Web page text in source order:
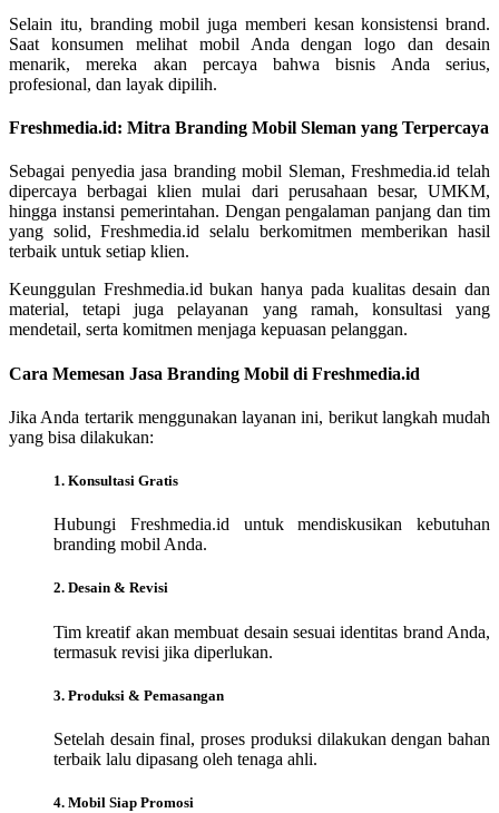
Selain itu, branding mobil juga memberi kesan konsistensi brand.
Saat konsumen melihat mobil Anda dengan logo dan desain
menarik, mereka akan percaya bahwa bisnis Anda serius,
profesional, dan layak dipilih.
Freshmedia.id: Mitra Branding Mobil Sleman yang Terpercaya
Sebagai penyedia jasa branding mobil Sleman, Freshmedia.id telah
dipercaya berbagai klien mulai dari perusahaan besar, UMKM,
hingga instansi pemerintahan. Dengan pengalaman panjang dan tim
yang solid, Freshmedia.id selalu berkomitmen memberikan hasil
terbaik untuk setiap klien.
Keunggulan Freshmedia.id bukan hanya pada kualitas desain dan
material, tetapi juga pelayanan yang ramah, konsultasi yang
mendetail, serta komitmen menjaga kepuasan pelanggan.
Cara Memesan Jasa Branding Mobil di Freshmedia.id
Jika Anda tertarik menggunakan layanan ini, berikut langkah mudah
yang bisa dilakukan:
1. Konsultasi Gratis
Hubungi Freshmedia.id untuk mendiskusikan kebutuhan
branding mobil Anda.
2. Desain & Revisi
Tim kreatif akan membuat desain sesuai identitas brand Anda,
termasuk revisi jika diperlukan.
3. Produksi & Pemasangan
Setelah desain final, proses produksi dilakukan dengan bahan
terbaik lalu dipasang oleh tenaga ahli.
4. Mobil Siap Promosi